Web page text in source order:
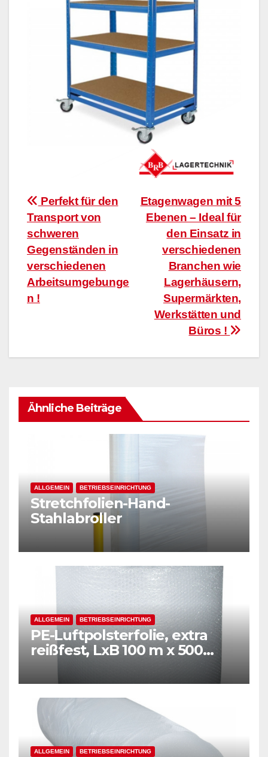
Beitragsnavigation
Etagenwagen mit 5
Ebenen – Ideal für
den Einsatz in
verschiedenen
Branchen wie
Lagerhäusern,
Supermärkten,
Werkstätten und
Büros !
Perfekt für den
Transport von
schweren
Gegenständen in
verschiedenen
Arbeitsumgebunge
n !
Ähnliche Beiträge
ALLGEMEIN BETRIEBSEINRICHTUNG
Stretchfolien-Hand-
Stahlabroller
ALLGEMEIN BETRIEBSEINRICHTUNG
PE-Luftpolsterfolie, extra
reißfest, LxB 100 m x 500
mm, Stärke 50 mµ, 2-Schicht-
Folie, transparent
ALLGEMEIN BETRIEBSEINRICHTUNG